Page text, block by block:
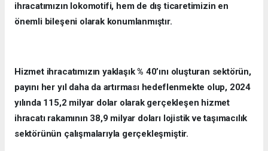
ihracatımızın lokomotifi, hem de dış ticaretimizin en
önemli bileşeni olarak konumlanmıştır.
Hizmet ihracatımızın yaklaşık % 40’ını oluşturan sektörün,
payını her yıl daha da artırması hedeflenmekte olup, 2024
yılında 115,2 milyar dolar olarak gerçekleşen hizmet
ihracatı rakamının 38,9 milyar doları lojistik ve taşımacılık
sektörünün çalışmalarıyla gerçekleşmiştir.